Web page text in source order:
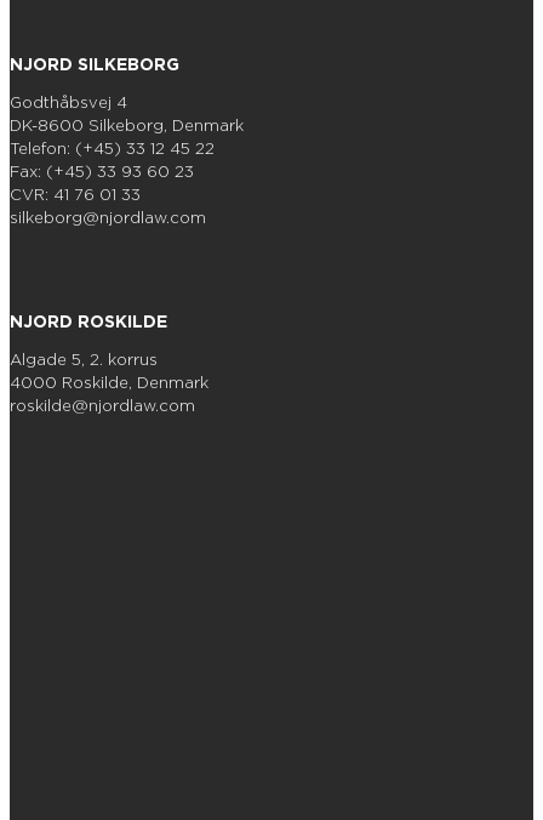
NJORD SILKEBORG
Godthåbsvej 4
DK-8600 Silkeborg, Denmark
Telefon: (+45) 33 12 45 22
Fax: (+45) 33 93 60 23
CVR: 41 76 01 33
silkeborg@njordlaw.com
NJORD ROSKILDE
Algade 5, 2. korrus
4000 Roskilde, Denmark
roskilde@njordlaw.com